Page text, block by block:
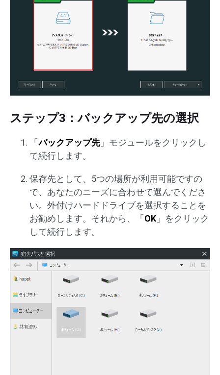
ステップ3：バックアップ先の選択
「バックアップ先」モジュールをクリックし
て続行します。
保存先として、5つの場所が利用可能ですの
で、あなたのニーズに合わせて選んでくださ
い。外付けハードドライブを選択することを
お勧めします。それから、「OK 」をクリック
して続行します。